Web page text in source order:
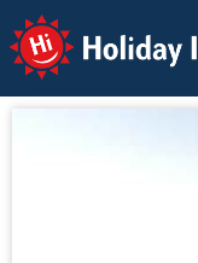
Holiday Info